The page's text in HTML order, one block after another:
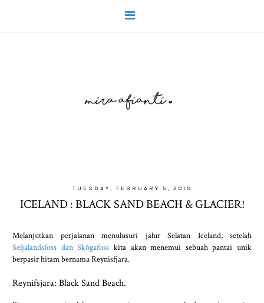
TUESDAY, FEBRUARY 5, 2019
ICELAND : BLACK SAND BEACH & GLACIER!
Melanjutkan perjalanan menulusuri jalur Selatan Iceland, setelah
Seljalandsfoss dan Skógafoss kita akan menemui sebuah pantai unik
berpasir hitam bernama Reynisfjara.
Reynifsjara: Black Sand Beach.